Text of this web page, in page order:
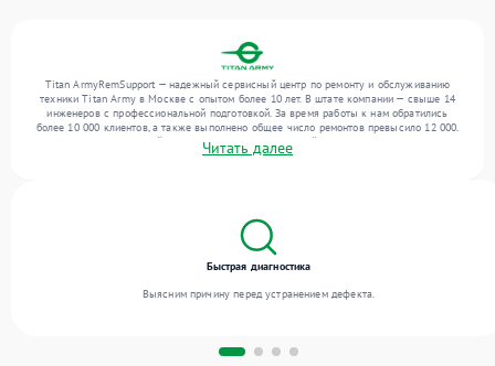
Titan ArmyRemSupport — надежный сервисный центр по ремонту и обслуживанию
техники Titan Army в Москве с опытом более 10 лет. В штате компании — свыше 14
инженеров с профессиональной подготовкой. За время работы к нам обратились
более 10 000 клиентов, а также выполнено общее число ремонтов превысило 12 000.
Ежемесячно в сервисный центр поступает от 300 устройств, включая , , . Мы беремся
за задачи любой сложности и гарантируем высокое качество обслуживания
Читать далее
Быстрая диагностика
Выясним причину перед устранением дефекта.